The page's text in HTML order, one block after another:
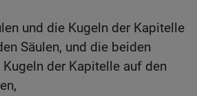
und die Kugeln der Kapitelle
Säulen, und die beiden
der Kapitelle auf den